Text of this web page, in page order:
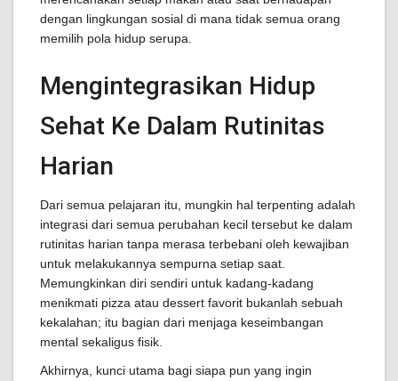
dengan lingkungan sosial di mana tidak semua orang
memilih pola hidup serupa.
Mengintegrasikan Hidup
Sehat Ke Dalam Rutinitas
Harian
Dari semua pelajaran itu, mungkin hal terpenting adalah
integrasi dari semua perubahan kecil tersebut ke dalam
rutinitas harian tanpa merasa terbebani oleh kewajiban
untuk melakukannya sempurna setiap saat.
Memungkinkan diri sendiri untuk kadang-kadang
menikmati pizza atau dessert favorit bukanlah sebuah
kekalahan; itu bagian dari menjaga keseimbangan
mental sekaligus fisik.
Akhirnya, kunci utama bagi siapa pun yang ingin